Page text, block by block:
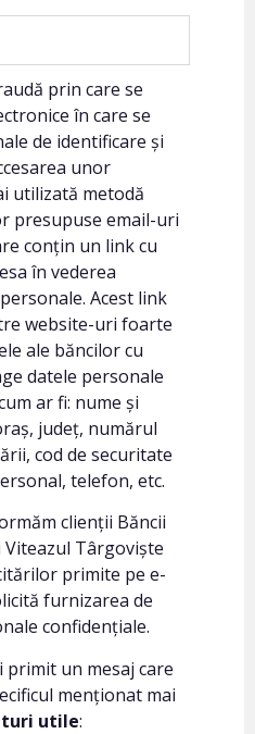
prin care se
în care se
de identificare și
unor
utilizată metodă
presupuse email-uri
conțin un link cu
în vederea
Acest link
website-uri foarte
ale băncilor cu
datele personale
ar fi: nume și
județ, numărul
cod de securitate
telefon, etc.
clienții Băncii
Târgoviște
primite pe e-
furnizarea de
confidențiale.
un mesaj care
menționat mai
utile: